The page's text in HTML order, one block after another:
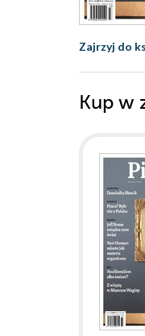
Zajrzyj do
Kup w